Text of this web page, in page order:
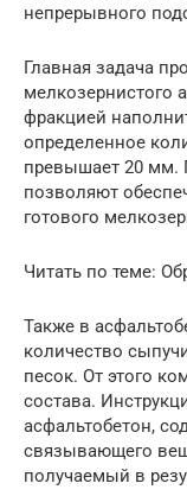
непрерывного
Главная задача
мелкозернистого
фракцией
определенное
превышает 20 мм.
позволяют
готового
Читать по теме:
Также в
количество
песок. От этого
состава.
асфальтобетон,
связывающего
получаемый в